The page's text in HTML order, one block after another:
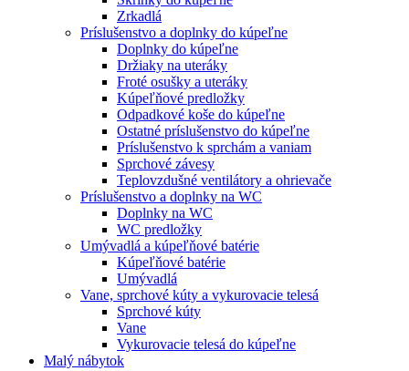
Zrkadlá
Príslušenstvo a doplnky do kúpeľne
Doplnky do kúpeľne
Držiaky na uteráky
Froté osušky a uteráky
Kúpeľňové predložky
Odpadkové koše do kúpeľne
Ostatné príslušenstvo do kúpeľne
Príslušenstvo k sprchám a vaniam
Sprchové závesy
Teplovzdušné ventilátory a ohrievače
Príslušenstvo a doplnky na WC
Doplnky na WC
WC predložky
Umývadlá a kúpeľňové batérie
Kúpeľňové batérie
Umývadlá
Vane, sprchové kúty a vykurovacie telesá
Sprchové kúty
Vane
Vykurovacie telesá do kúpeľne
Malý nábytok